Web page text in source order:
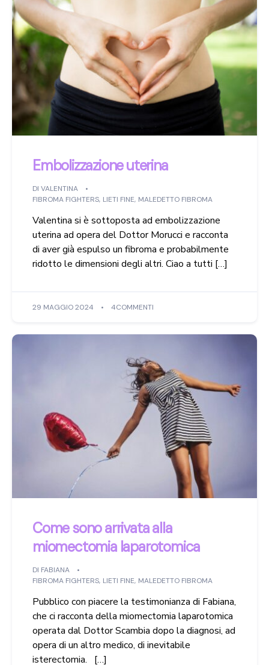
Embolizzazione uterina
DI VALENTINA
FIBROMA FIGHTERS, LIETI FINE, MALEDETTO FIBROMA
Valentina si è sottoposta ad embolizzazione
uterina ad opera del Dottor Morucci e racconta
di aver già espulso un fibroma e probabilmente
ridotto le dimensioni degli altri. Ciao a tutti […]
29 MAGGIO 2024 4COMMENTI
Come sono arrivata alla
miomectomia laparotomica
DI FABIANA
FIBROMA FIGHTERS, LIETI FINE, MALEDETTO FIBROMA
Pubblico con piacere la testimonianza di Fabiana,
che ci racconta della miomectomia laparotomica
operata dal Dottor Scambia dopo la diagnosi, ad
opera di un altro medico, di inevitabile
isterectomia. […]